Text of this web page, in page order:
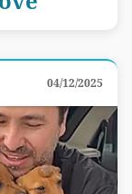
04/12/2025